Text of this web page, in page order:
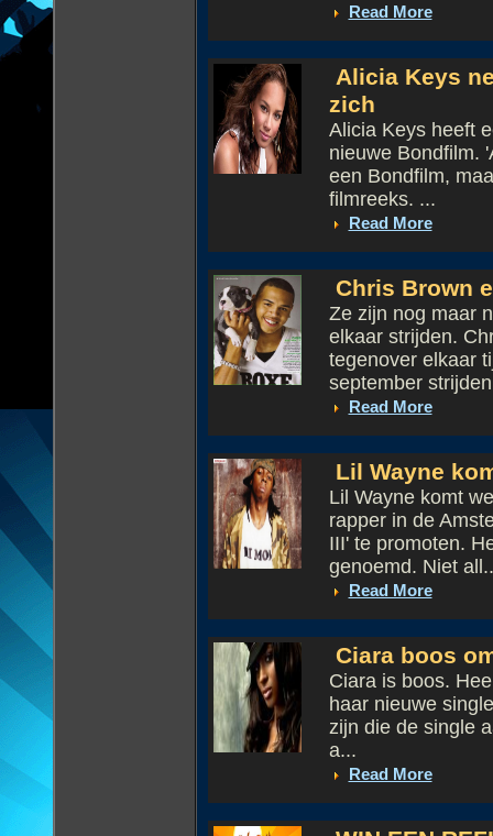
Read More
Alicia Keys
zich
Alicia Keys heeft
nieuwe Bondfilm.
een Bondfilm,
filmreeks. ...
Read More
Chris Brown
Ze zijn nog maar
elkaar strijden.
tegenover elkaar
september
Read More
Lil Wayne
Lil Wayne komt
rapper in de
III' te promoten.
genoemd. Niet
Read More
Ciara boos
Ciara is boos.
haar nieuwe
zijn die de single
a...
Read More